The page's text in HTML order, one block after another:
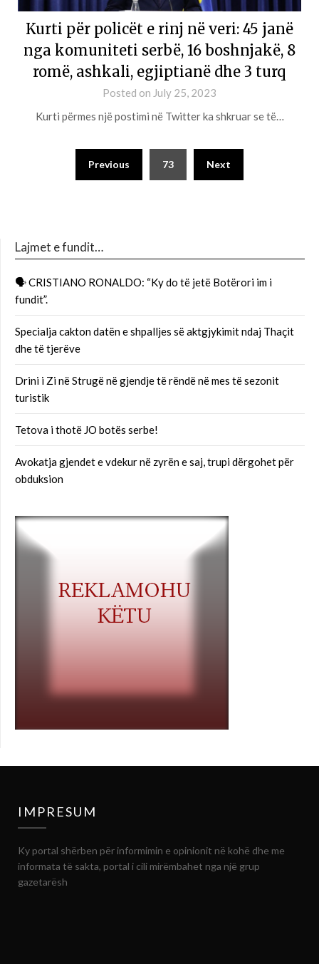
Kurti për policët e rinj në veri: 45 janë
nga komuniteti serbë, 16 boshnjakë, 8
romë, ashkali, egjiptianë dhe 3 turq
Posted on July 25, 2023
Kurti përmes një postimi në Twitter ka shkruar se të…
Previous 73 Next
Lajmet e fundit…
🗣 CRISTIANO RONALDO: “Ky do të jetë Botërori im i
fundit”.
Specialja cakton datën e shpalljes së aktgjykimit ndaj Thaçit
dhe të tjerëve
Drini i Zi në Strugë në gjendje të rëndë në mes të sezonit
turistik
Tetova i thotë JO botës serbe!
Avokatja gjendet e vdekur në zyrën e saj, trupi dërgohet për
obduksion
IMPRESUM
Ky portal shërben për informimin e opinionit në kohë dhe me
informata të sakta, portal i cili mirëmbahet nga një grup
gazetarësh